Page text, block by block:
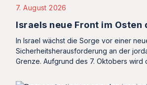
7. August 2026
Israels neue Front im Osten
In Israel wächst die Sorge vor einer
Sicherheitsherausforderung an der
Grenze. Aufgrund des 7. Oktobers wird